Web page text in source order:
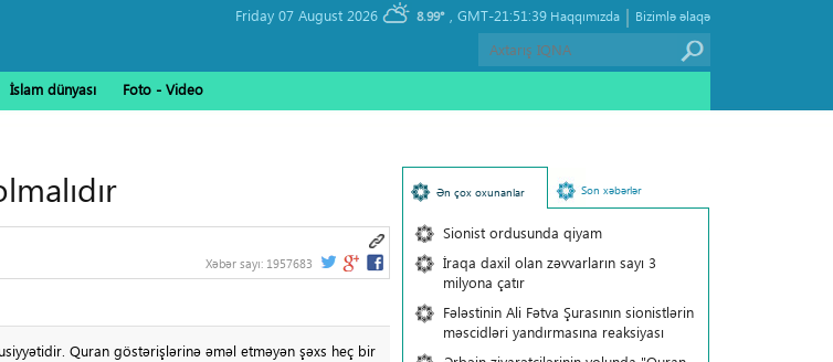
GMT-21:51:39
8.99° Bizimlə əlaqə
|
Haqqımızda
İslam dünyası Foto - Video
Xəbər sayı: 1957683
Quran göstərişlərinə əməl etməyən şəxs heç bir
Ən çox oxunanlar Son xəbərlər
Sionist ordusunda qiyam
İraqa daxil olan zəvvarların sayı 3
milyona çatır
Fələstinin Ali Fətva Şurasının sionistlərin
məscidləri yandırmasına reaksiyası